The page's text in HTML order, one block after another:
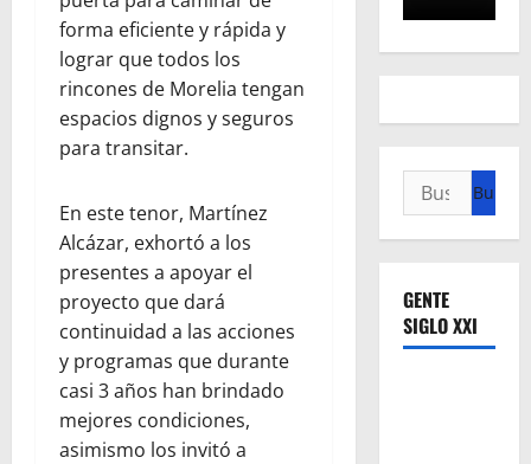
forma eficiente y rápida y
lograr que todos los
rincones de Morelia tengan
espacios dignos y seguros
para transitar.
En este tenor, Martínez
Alcázar, exhortó a los
presentes a apoyar el
proyecto que dará
continuidad a las acciones
y programas que durante
casi 3 años han brindado
mejores condiciones,
asimismo los invitó a
Buscar:
GENTE
SIGLO XXI